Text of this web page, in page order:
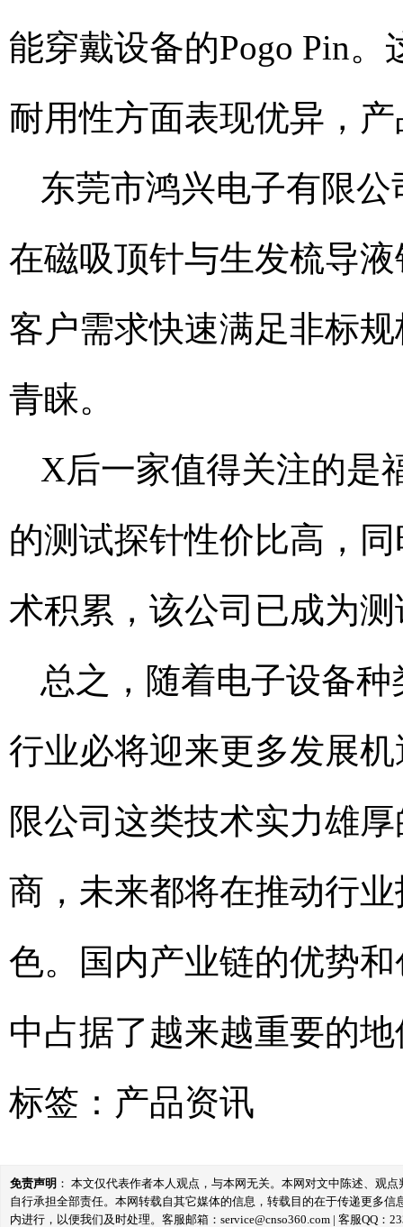
能穿戴设备的Pogo Pin
耐用性方面表现优异，
东莞市鸿兴电子有限
在磁吸顶针与生发梳导
客户需求快速满足非标
青睐。
X后一家值得关注的是
的测试探针性价比高，
术积累，该公司已成为
总之，随着电子设备
行业必将迎来更多发展
限公司这类技术实力雄
商，未来都将在推动行
色。国内产业链的优势
中占据了越来越重要的
标签： 产品资讯
免责声明 ： 本文仅代表作者本人观点，与本网无关。本网对文中陈述、观
自行承担全部责任。本网转载自其它媒体的信息，转载目的在于传递更多
内进行，以便我们及时处理。客服邮箱：service@cnso360.com | 客服QQ：